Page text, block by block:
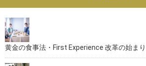
黄金の食事法・First Experience 改革の始まり